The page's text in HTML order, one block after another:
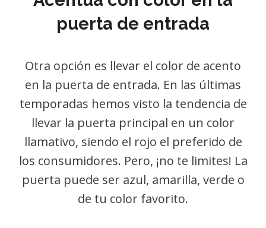
puerta de entrada
Otra opción es llevar el color de acento
en la puerta de entrada. En las últimas
temporadas hemos visto la tendencia de
llevar la puerta principal en un color
llamativo, siendo el rojo el preferido de
los consumidores. Pero, ¡no te limites! La
puerta puede ser azul, amarilla, verde o
de tu color favorito.